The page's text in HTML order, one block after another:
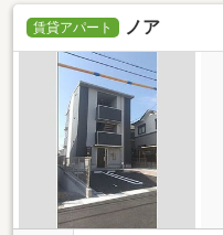
賃貸アパート ノア